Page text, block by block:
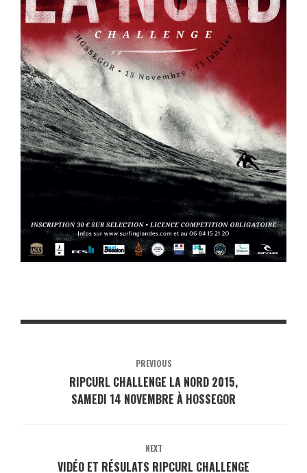
PREVIOUS
RIPCURL CHALLENGE LA NORD 2015,
SAMEDI 14 NOVEMBRE À HOSSEGOR
NEXT
VIDÉO ET RÉSULATS RIPCURL CHALLENGE